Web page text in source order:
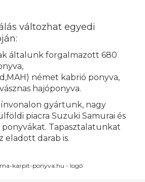
változhat egyedi
általunk forgalmazott 680
német kabrió ponyva,
gyártunk, nagy
piacra Suzuki Samurai és
ponyvákat. Tapasztalatunkat
eladott darab is.